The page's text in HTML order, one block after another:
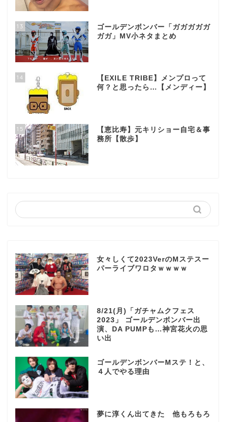
13
ゴールデンボンバー「ガガガガガ
ガガ」MV小ネタまとめ
14
【EXILE TRIBE】メンプロって
何？と思ったら…【メンディー】
15
【恵比寿】元キリショー自宅＆事
務所【散歩】
女々しくて2023VerのMステスー
パーライブワロタｗｗｗｗ
8/21(月)「ガチャムクフェス
2023」 ゴールデンボンバー出
演、DA PUMPも…神宮花火の思
い出
ゴールデンボンバーMステ！と、
４人でやる理由
夢に淳くん出てきた 他もろもろ